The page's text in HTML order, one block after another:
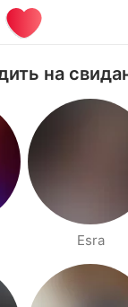
на
Esra